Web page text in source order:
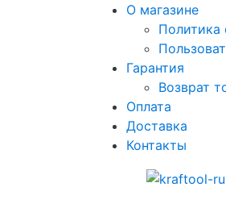
О магазине
Политика
Гарантия
Возврат
Оплата
Доставка
Контакты